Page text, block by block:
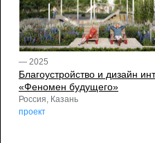
— 2025
Благоустройство и дизайн
«Феномен будущего»
Россия, Казань
проект